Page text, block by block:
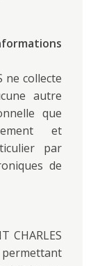
ne collecte
autre
que
et
par
de
CHARLES